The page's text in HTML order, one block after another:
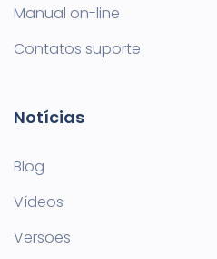
Manual on-line
Contatos suporte
Notícias
Blog
Vídeos
Versões